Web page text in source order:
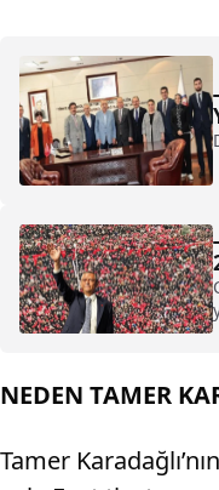
NEDEN TAMER
Tamer